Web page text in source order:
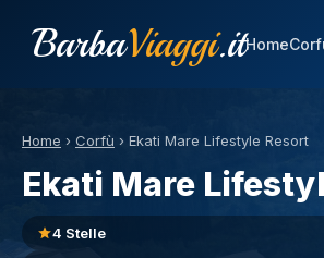
BarbaViaggi.itHome
Home › Corfù › Ekati Mare Lifestyle Resort
Ekati Mare
4 Stelle